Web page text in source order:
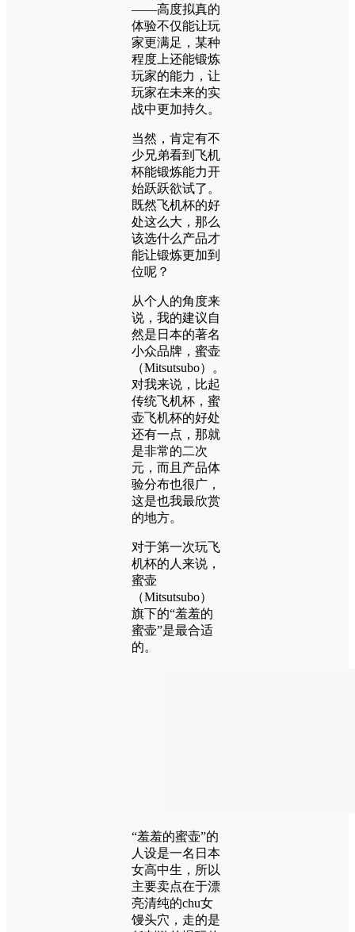
——高度拟真的
体验不仅能让玩
家更满足，某种
程度上还能锻炼
玩家的能力，让
玩家在未来的实
战中更加持久。
当然，肯定有不
少兄弟看到飞机
杯能锻炼能力开
始跃跃欲试了。
既然飞机杯的好
处这么大，那么
该选什么产品才
能让锻炼更加到
位呢？
从个人的角度来
说，我的建议自
然是日本的著名
小众品牌，蜜壶
（Mitsutsubo）。
对我来说，比起
传统飞机杯，蜜
壶飞机杯的好处
还有一点，那就
是非常的二次
元，而且产品体
验分布也很广，
这是也我最欣赏
的地方。
对于第一次玩飞
机杯的人来说，
蜜壶
（Mitsutsubo）
旗下的“羞羞的
蜜壶”是最合适
的。
“羞羞的蜜壶”的
人设是一名日本
女高中生，所以
主要卖点在于漂
亮清纯的chu女
馒头穴，走的是